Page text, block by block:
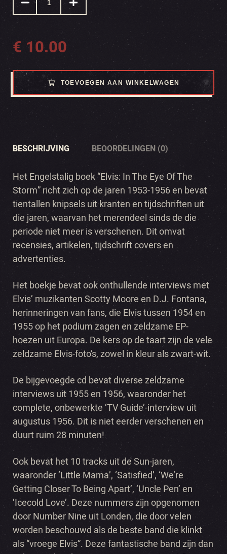
€ 10.00
TOEVOEGEN AAN WINKELWAGEN
BESCHRIJVING BEOORDELINGEN (0)
Het Engelstalig boek “Elvis: In The Eye Of The
Storm” richt zich op de jaren 1953-1956 en bevat
tientallen knipsels uit kranten en tijdschriften uit
die jaren, waarvan het merendeel sinds de die
periode niet meer is verschenen. Dit omvat
recensies, artikelen, tijdschrift covers en
advertenties.
Het boekje bevat ook onthullende interviews met
Elvis’ muzikanten Scotty Moore en D.J. Fontana,
herinneringen van fans, die Elvis tussen 1954 en
1955 op het podium zagen en zeldzame EP-
hoezen uit Europa. De kers op de taart zijn de vele
zeldzame Elvis-foto’s, zowel in kleur als zwart-wit.
De bijgevoegde cd bevat diverse zeldzame
interviews uit 1955 en 1956, waaronder het
complete, onbewerkte ‘TV Guide’-interview uit
augustus 1956. Dit is niet eerder verschenen en
duurt ruim 28 minuten!
Ook bevat het 10 tracks uit de Sun-jaren,
waaronder ‘Little Mama’, ‘Satisfied’, ‘We’re
Getting Closer To Being Apart’, ‘Uncle Pen’ en
‘Icecold Love’. Deze nummers zijn opgenomen
door Number Nine uit Londen, die door velen
worden beschouwd als de beste band die klinkt
als “vroege Elvis”. Deze fantastische band zijn dan